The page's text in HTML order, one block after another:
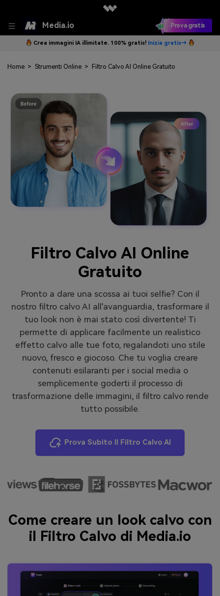
Media.io Prova gratis
Crea immagini IA illimitate. 100% gratis! Inizia gratis→
Home > Strumenti Online > Filtro Calvo AI Online Gratuito
Filtro Calvo AI Online
Gratuito
Pronto a dare una scossa ai tuoi selfie? Con il
nostro filtro calvo AI all'avanguardia, trasformare il
tuo look non è mai stato così divertente! Ti
permette di applicare facilmente un realistico
effetto calvo alle tue foto, regalandoti uno stile
nuovo, fresco e giocoso. Che tu voglia creare
contenuti esilaranti per i social media o
semplicemente goderti il processo di
trasformazione delle immagini, il filtro calvo rende
tutto possibile.
Prova Subito Il Filtro Calvo AI
Come creare un look calvo con
il Filtro Calvo di Media.io